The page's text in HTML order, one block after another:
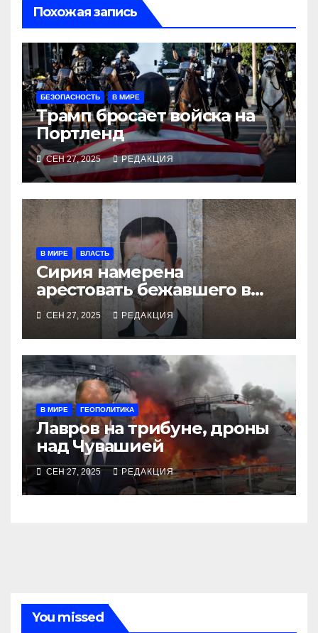
Похожая запись
БЕЗОПАСНОСТЬ В МИРЕ
Трамп бросает войска на
Портленд
СЕН 27, 2025 РЕДАКЦИЯ
В МИРЕ ВЛАСТЬ
Сирия намерена
арестовать бежавшего в
Москву экс-диктатора
СЕН 27, 2025 РЕДАКЦИЯ
В МИРЕ ГЕОПОЛИТИКА
Лавров на трибуне, дроны
над Чувашией
СЕН 27, 2025 РЕДАКЦИЯ
You missed